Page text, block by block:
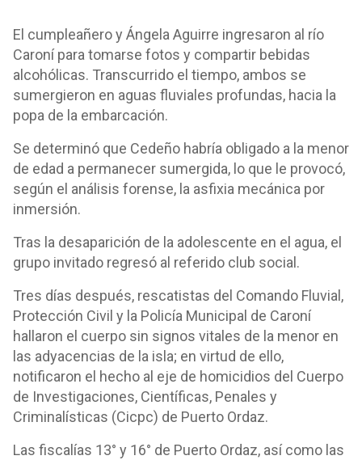
El cumpleañero y Ángela Aguirre ingresaron al río
Caroní para tomarse fotos y compartir bebidas
alcohólicas. Transcurrido el tiempo, ambos se
sumergieron en aguas fluviales profundas, hacia la
popa de la embarcación.
Se determinó que Cedeño habría obligado a la menor
de edad a permanecer sumergida, lo que le provocó,
según el análisis forense, la asfixia mecánica por
inmersión.
Tras la desaparición de la adolescente en el agua, el
grupo invitado regresó al referido club social.
Tres días después, rescatistas del Comando Fluvial,
Protección Civil y la Policía Municipal de Caroní
hallaron el cuerpo sin signos vitales de la menor en
las adyacencias de la isla; en virtud de ello,
notificaron el hecho al eje de homicidios del Cuerpo
de Investigaciones, Científicas, Penales y
Criminalísticas (Cicpc) de Puerto Ordaz.
Las fiscalías 13° y 16° de Puerto Ordaz, así como las